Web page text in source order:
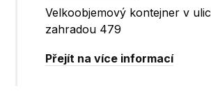
Velkoobjemový kontejner v
zahradou 479
Přejít na více informací